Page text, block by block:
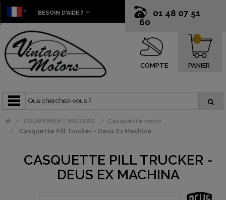
01 48 07 51
60
BESOIN D'AIDE ?
COMPTE PANIER
0
EQUIPEMENT MOTARD
Casquette moto
Casquette Pill Trucker - Deus Ex Machina
CASQUETTE PILL TRUCKER -
DEUS EX MACHINA